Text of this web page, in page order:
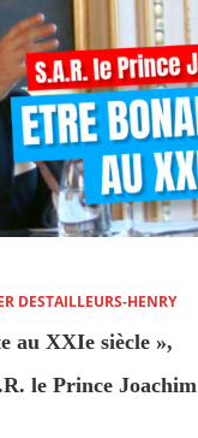
DESTAILLEURS-HENRY
au XXIe siècle »,
le Prince Joachim